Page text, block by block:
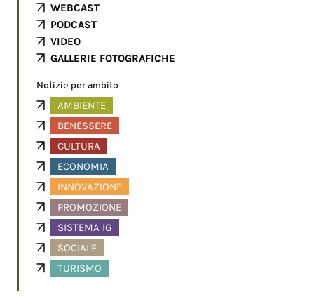
WEBCAST
PODCAST
VIDEO
GALLERIE FOTOGRAFICHE
Notizie per ambito
AMBIENTE
BENESSERE
CULTURA
ECONOMIA
INNOVAZIONE
PROMOZIONE
SISTEMA IG
SOCIALE
TURISMO